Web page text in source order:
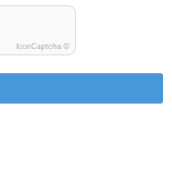
IconCaptcha ©